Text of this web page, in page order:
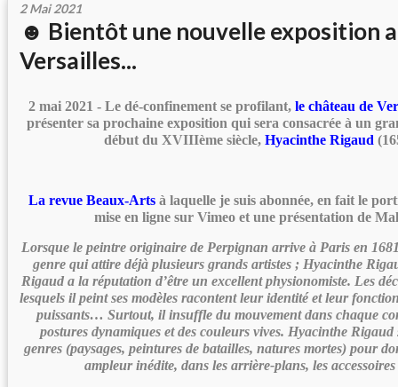
2 Mai 2021
☻ Bientôt une nouvelle exposition
Versailles...
2 mai 2021 - Le dé-confinement se profilant, le château de
présenter sa prochaine exposition qui sera consacrée à un
début du XVIIIème siècle,Hyacinthe Rigaud
La revue Beaux-Arts à laquelle je suis abonnée, en fait le
mise en ligne sur Vimeo et une présentation de
Lorsque le peintre originaire de Perpignan arrive à Paris en
genre qui attire déjà plusieurs grands artistes ; Hyacinthe
Rigaud a la réputation d’être un excellent physionomiste. Les
lesquels il peint ses modèles racontent leur identité et leur
puissants… Surtout, il insuffle du mouvement dans chaque
postures dynamiques et des couleurs vives. Hyacinthe
genres (paysages, peintures de batailles, natures mortes) pour
ampleur inédite, dans les arrière-plans, les accessoires